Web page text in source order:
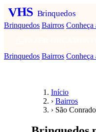
VHS Brinquedos
Brinquedos Bairros
Brinquedos Bairros
Início
› Bairros
› São Conrado